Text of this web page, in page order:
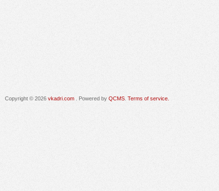
Copyright © 2026 vkadri.com . Powered by QCMS Terms of service.